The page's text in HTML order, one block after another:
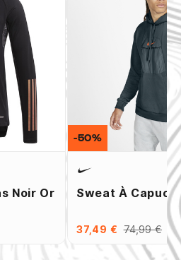
Noir Or Sweat À
37,49 € 74,99 €
-50%